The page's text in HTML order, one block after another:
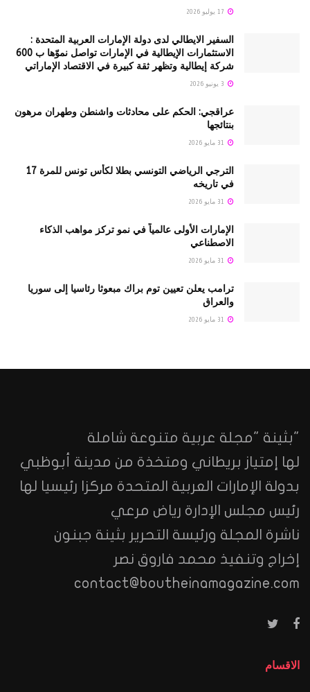
السفير الايطالي لدى دولة الإمارات العربية المتحدة :
الاستثمارات الإيطالية في الإمارات تواصل نموّها ب 600
شركة إيطالية وتظهر ثقة كبيرة في الاقتصاد الإماراتي
عراقجي: الحكم على محادثات واشنطن وطهران مرهون
بنتائجها
الترجي الرياضي التونسي بطلا لكأس تونس للمرة 17
في تاريخه
الإمارات الأولى عالمياً في نمو تركز مواهب الذكاء
الاصطناعي
ترامب يعلن تعيين توم براك مبعوثا رئاسيا إلى سوريا
والعراق
"بثينة "مجلة عربية متنوعة شاملة
لها إمتياز بريطاني ومتخذة من مدينة أبوظبي
بدولة الإمارات العربية المتحدة مركزا رئيسيا لها
رئيس مجلس الإدارة رياض مرعي
ناشرة المجلة ورئيسة التحرير بثينة جبنون
إخراج وتنفيذ محمد فاروق نصر
contact@boutheinamagazine.com
الاقسام